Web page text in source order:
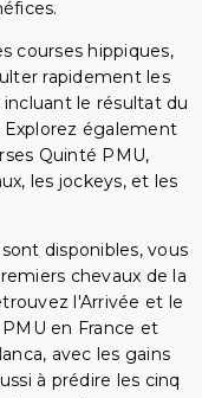
courses hippiques,
rapidement les
le résultat du
Explorez également
Quinté PMU,
les jockeys, et les
disponibles, vous
chevaux de la
l'Arrivée et le
en France et
avec les gains
à prédire les cinq